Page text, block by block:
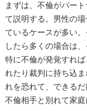
まずは、不倫がパー
て説明する。男性の
ているケースが多い
したら多くの場合は
特に不倫が発覚すれ
れたり裁判に持ち込
れを恐れて、できる
不倫相手と別れて家庭